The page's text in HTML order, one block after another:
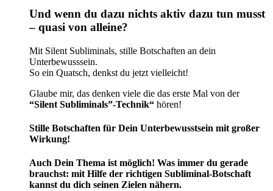
Und wenn du dazu nichts aktiv dazu tun musst
– quasi von alleine?
Mit Silent Subliminals, stille Botschaften an dein
Unterbewusssein.
So ein Quatsch, denkst du jetzt vielleicht!
Glaube mir, das denken viele die das erste Mal von der
“Silent Subliminals”-Technik“ hören!
Stille Botschaften für Dein Unterbewusstsein mit großer
Wirkung!
Auch Dein Thema ist möglich! Was immer du gerade
brauchst: mit Hilfe der richtigen Subliminal-Botschaft
kannst du dich seinen Zielen nähern.